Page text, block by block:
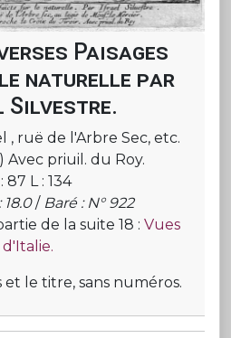
Paisages
naturelle par
Silvestre.
, ruë de l'Arbre Sec, etc.
Avec priuil. du Roy.
87 L : 134
/ Baré : N° 922
de la suite 18 : Vues
d'Italie.
et le titre, sans numéros.